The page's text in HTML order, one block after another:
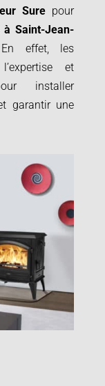
Sure pour
à Saint-Jean-
effet, les
et
installer
garantir une